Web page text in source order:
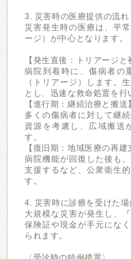
3. 災害時の医療提供の流れ
災害発生時の医療は、平
ージ）が中心となります。
【発生直後：トリアージと
病院到着時に、傷病者の
（トリアージ）します。
とし、迅速な救命処置を行
【進行期：継続治療と搬送】
多くの傷病者に対して継
資源を考慮し、広域搬送
す。
【復旧期：地域医療の再建
病院機能が回復した後も
支援するなど、公衆衛生
す。
4. 災害時に診療を受けた
大規模な災害が発生し、
保険証や現金が手元にな
られます。